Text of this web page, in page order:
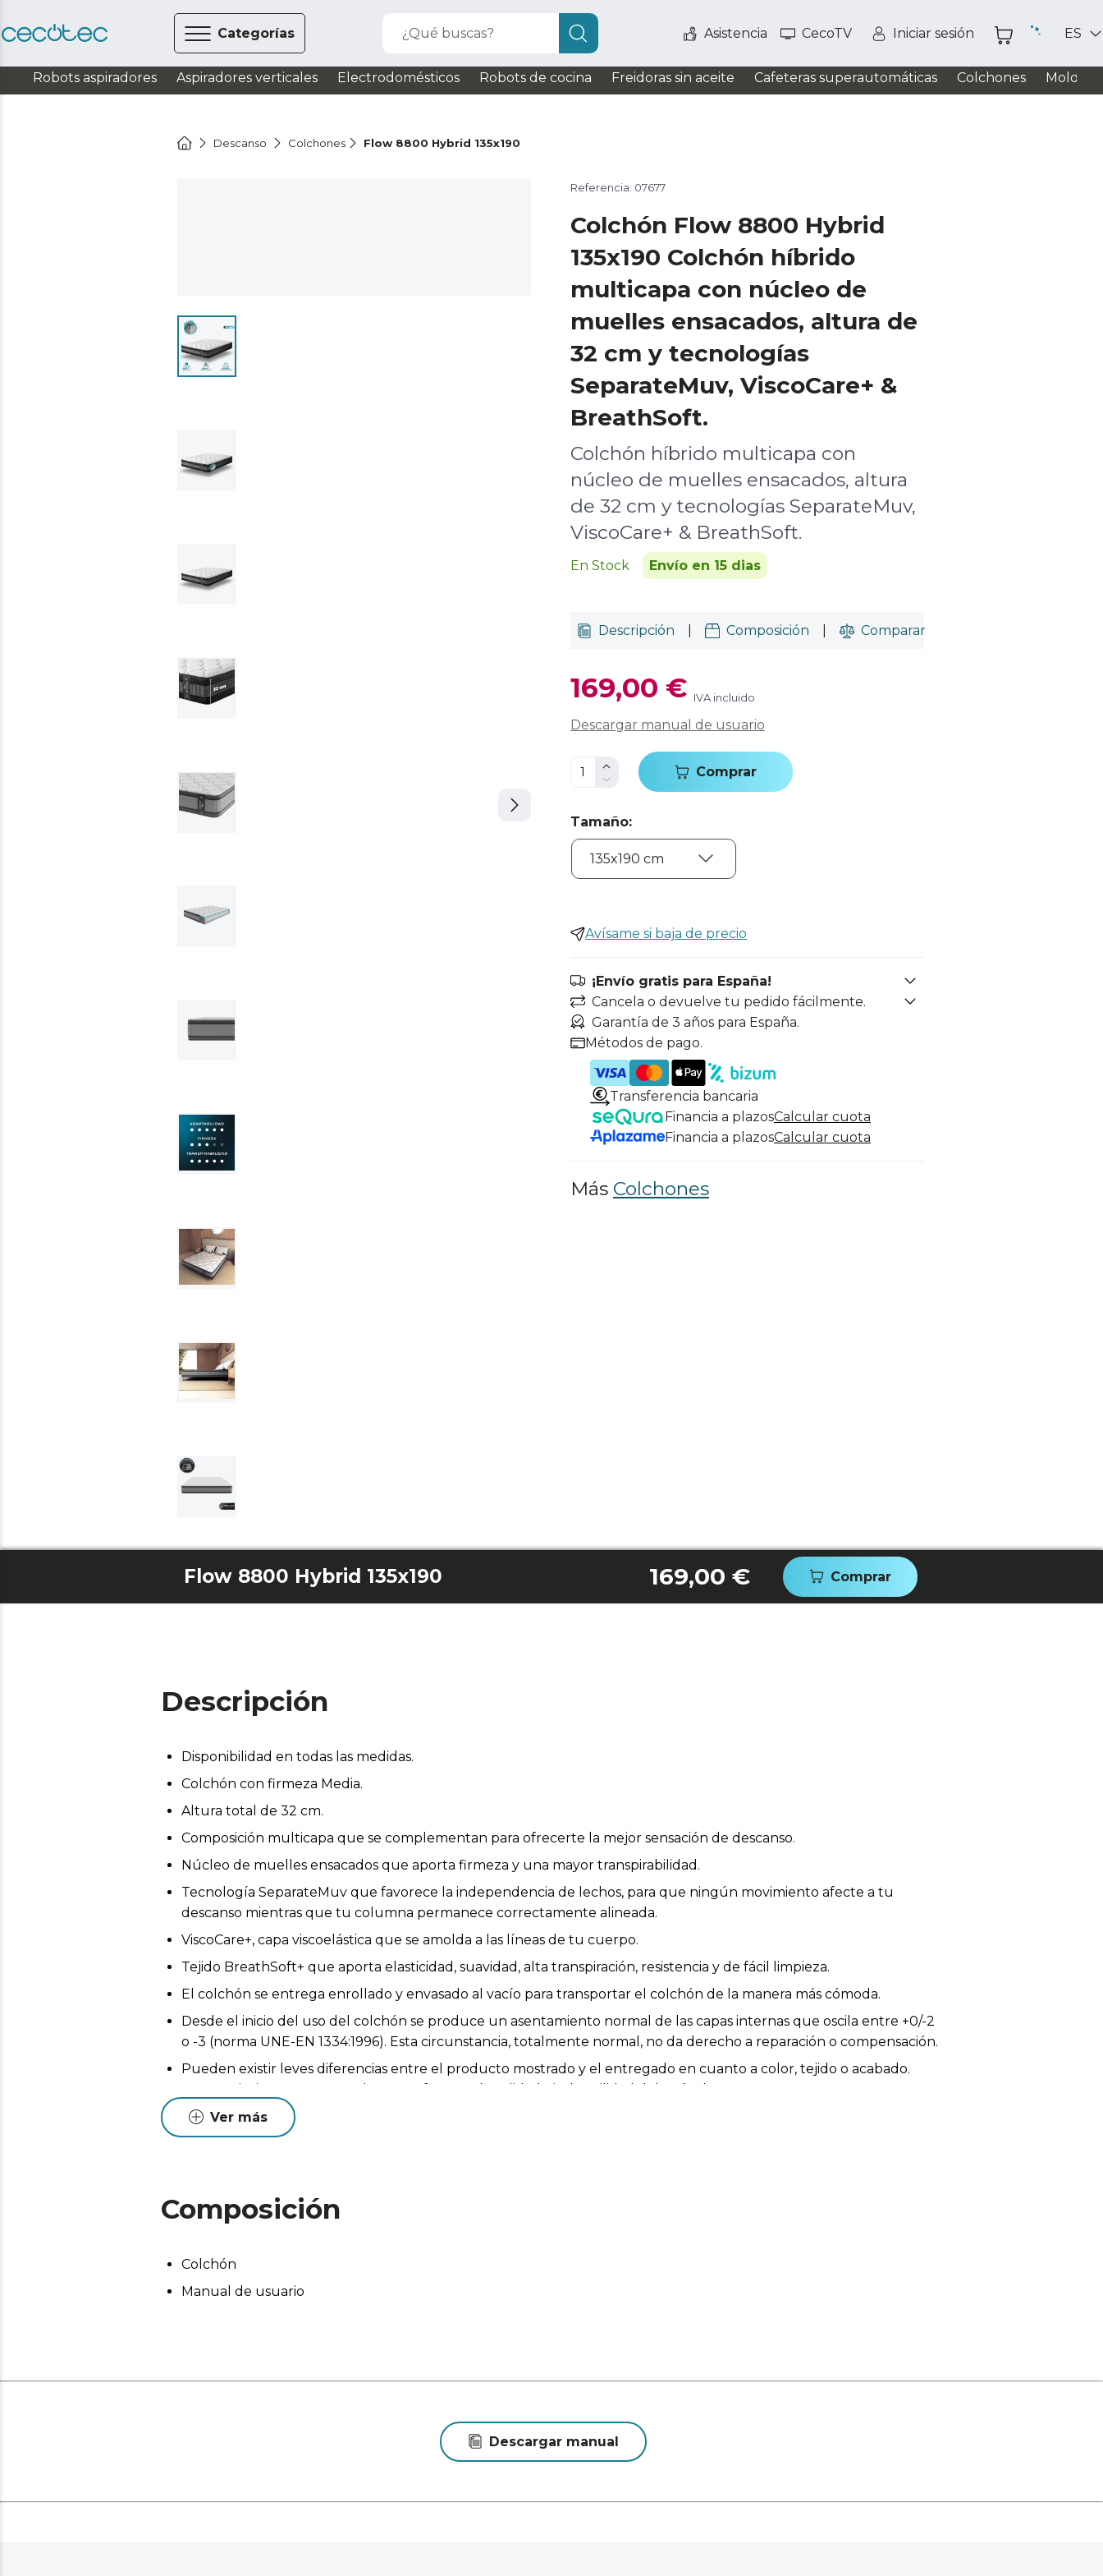
Categorías ¿Qué buscas? Asistencia CecoTV Iniciar sesión ES
Robots aspiradores Aspiradores verticales Electrodomésticos Robots de cocina Freidoras sin aceite Cafeteras superautomáticas Colchones
Descanso Colchones Flow 8800 Hybrid 135x190
Referencia: 07677
Colchón Flow 8800 Hybrid
135x190 Colchón híbrido
multicapa con núcleo de
muelles ensacados, altura de
32 cm y tecnologías
SeparateMuv, ViscoCare+ &
BreathSoft.
Colchón híbrido multicapa con
núcleo de muelles ensacados, altura
de 32 cm y tecnologías SeparateMuv,
ViscoCare+ & BreathSoft.
En Stock Envío en 15 dias
Descripción Composición Comparar
169,00 € IVA incluido
Descargar manual de usuario
Comprar
Tamaño:
Avísame si baja de precio
¡Envío gratis para España!
Cancela o devuelve tu pedido fácilmente.
Garantía de 3 años para España.
Métodos de pago.
Transferencia bancaria
Financia a plazosCalcular cuota
Financia a plazosCalcular cuota
Más Colchones
Flow 8800 Hybrid 135x190 169,00 € Comprar
Descripción
Disponibilidad en todas las medidas.
Colchón con firmeza Media.
Altura total de 32 cm.
Composición multicapa que se complementan para ofrecerte la mejor sensación de descanso.
Núcleo de muelles ensacados que aporta firmeza y una mayor transpirabilidad.
Tecnología SeparateMuv que favorece la independencia de lechos, para que ningún movimiento afecte a tu
descanso mientras que tu columna permanece correctamente alineada.
ViscoCare+, capa viscoelástica que se amolda a las líneas de tu cuerpo.
Tejido BreathSoft+ que aporta elasticidad, suavidad, alta transpiración, resistencia y de fácil limpieza.
El colchón se entrega enrollado y envasado al vacío para transportar el colchón de la manera más cómoda.
Desde el inicio del uso del colchón se produce un asentamiento normal de las capas internas que oscila entre +0/-2
o -3 (norma UNE-EN 1334:1996). Esta circunstancia, totalmente normal, no da derecho a reparación o compensación.
Pueden existir leves diferencias entre el producto mostrado y el entregado en cuanto a color, tejido o acabado.
Estas variaciones son normales y no afectan a la calidad ni a la utilidad del artículo.
Ver más
Composición
Colchón
Manual de usuario
Descargar manual